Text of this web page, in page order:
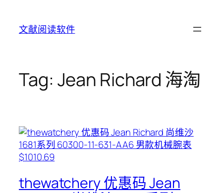
content
文献阅读软件
Tag: Jean Richard 海淘
thewatchery 优惠码 Jean